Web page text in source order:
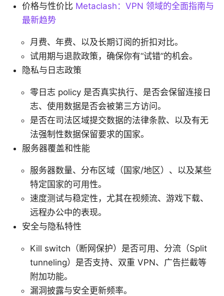
价格与性价比 Metaclash：VPN 领域的全面指南与
最新趋势
月费、年费、以及长期订阅的折扣对比。
试用期与退款政策，确保你有“试错”的机会。
隐私与日志政策
零日志 policy 是否真实执行、是否会保留连接日
志、使用数据是否会被第三方访问。
是否在司法区域提交数据的法律条款、以及有无
法强制性数据保留要求的国家。
服务器覆盖和性能
服务器数量、分布区域（国家/地区）、以及某些
特定国家的可用性。
速度测试与稳定性，尤其在视频流、游戏下载、
远程办公中的表现。
安全与隐私特性
Kill switch（断网保护）是否可用、分流（Split
tunneling）是否支持、双重 VPN、广告拦截等
附加功能。
漏洞披露与安全更新频率。